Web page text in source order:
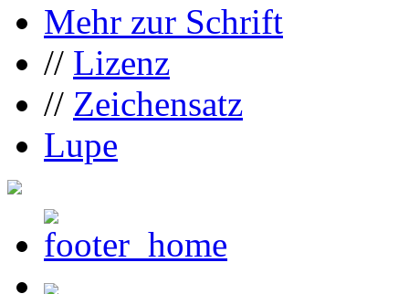
Mehr zur Schrift
// Lizenz
// Zeichensatz
Lupe